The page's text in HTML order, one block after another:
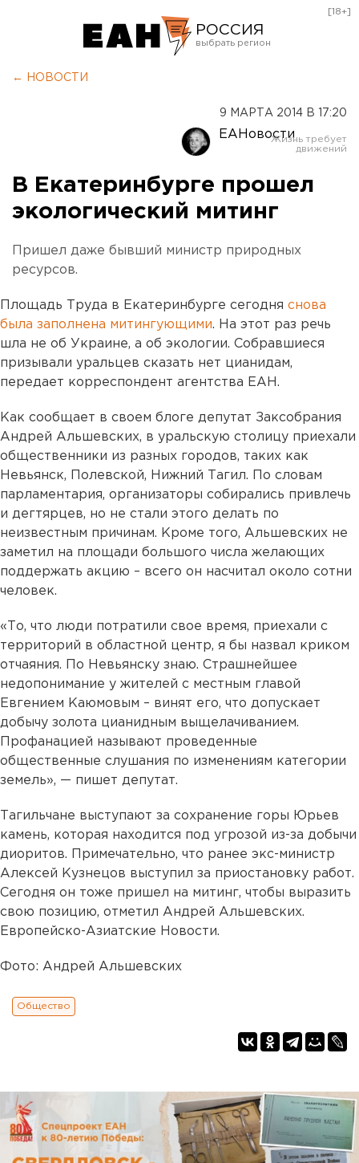
РОССИЯ
Оренбург
[18+]
← НОВОСТИ
9 МАРТА 2014 В 17:20
ЕАНовости
В Екатеринбурге прошел
экологический митинг
Пришел даже бывший министр природных
ресурсов.
Площадь Труда в Екатеринбурге сегодня снова
была заполнена митингующими. На этот раз речь
шла не об Украине, а об экологии. Собравшиеся
призывали уральцев сказать нет цианидам,
передает корреспондент агентства ЕАН.
Как сообщает в своем блоге депутат Заксобрания
Андрей Альшевских, в уральскую столицу приехали
общественники из разных городов, таких как
Невьянск, Полевской, Нижний Тагил. По словам
парламентария, организаторы собирались привлечь
и дегтярцев, но не стали этого делать по
неизвестным причинам. Кроме того, Альшевских не
заметил на площади большого числа желающих
поддержать акцию – всего он насчитал около сотни
человек.
«То, что люди потратили свое время, приехали с
территорий в областной центр, я бы назвал криком
отчаяния. По Невьянску знаю. Страшнейшее
недопонимание у жителей с местным главой
Евгением Каюмовым – винят его, что допускает
добычу золота цианидным выщелачиванием.
Профанацией называют проведенные
общественные слушания по изменениям категории
земель», — пишет депутат.
Тагильчане выступают за сохранение горы Юрьев
камень, которая находится под угрозой из-за добычи
диоритов. Примечательно, что ранее экс-министр
Алексей Кузнецов выступил за приостановку работ.
Сегодня он тоже пришел на митинг, чтобы выразить
свою позицию, отметил Андрей Альшевских.
Европейско-Азиатские Новости.
Фото: Андрей Альшевских
Общество